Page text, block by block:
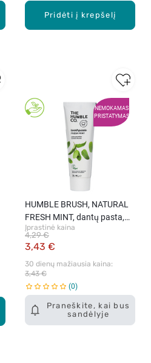
Pridėti į krepšelį
NEMOKAMAS
PRISTATYMAS
Praneškite, kai bus
sandėlyje
HUMBLE BRUSH, NATURAL
FRESH MINT, dantų pasta,
75 ml
Įprastinė kaina
3,43 €
4,29 €
30 dienų mažiausia kaina:
3,43 €
0